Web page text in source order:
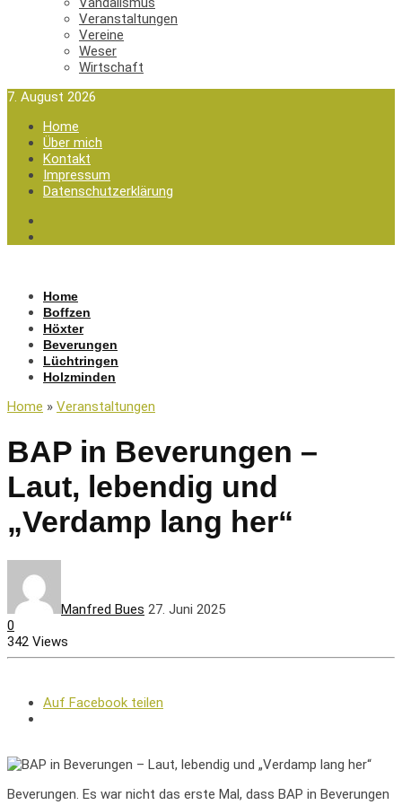
Veranstaltungen
Vereine
Weser
Wirtschaft
7. August 2026
Home
Über mich
Kontakt
Impressum
Datenschutzerklärung
Home
Boffzen
Höxter
Beverungen
Lüchtringen
Holzminden
Home » Veranstaltungen
BAP in Beverungen –
Laut, lebendig und
„Verdamp lang her“
Manfred Bues 27. Juni 2025
0
342 Views
Auf Facebook teilen
Beverungen. Es war nicht das erste Mal, dass BAP in Beverungen